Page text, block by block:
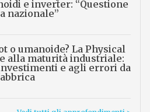
e inverter: “Questione
nazionale”
o umanoide? La Physical
alla maturità industriale:
e agli errori da